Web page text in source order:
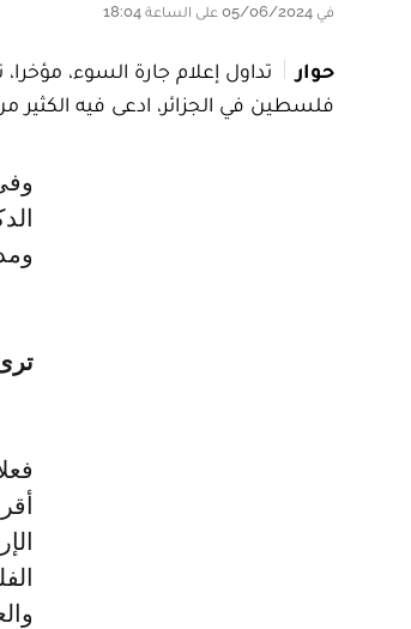
في 05/06/2024 على الساعة 18:04
حوار
تداول إعلام جارة السوء،
فلسطين في الجزائر، ادعى فيه الكثير
وفي هذا الصدد، ولتسليط الضوء على هذا الموضوع، أجرى Le360 حوارا مع